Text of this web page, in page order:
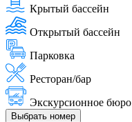
Крытый бассейн
Открытый бассейн
Парковка
Ресторан/бар
Экскурсионное бюро
Выбрать номер